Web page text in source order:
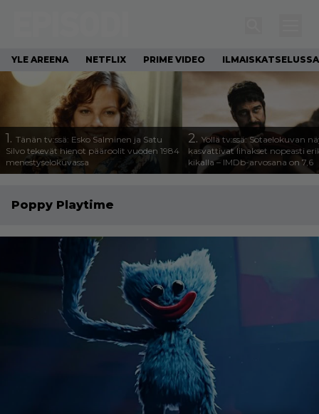
YLE AREENA NETFLIX PRIME VIDEO ILMAISKATSELUSSA
1. Tänän tv:ssä: Esko Salminen ja Satu
Silvo tekevät hienot pääroolit vuoden 1984
menestyselokuvassa
2. Yöllä tv:ssä: Sotaelokuvan
kasvattivat lihakset nopeasti
kikalla – IMDb-arvosana on 7,6
Poppy Playtime